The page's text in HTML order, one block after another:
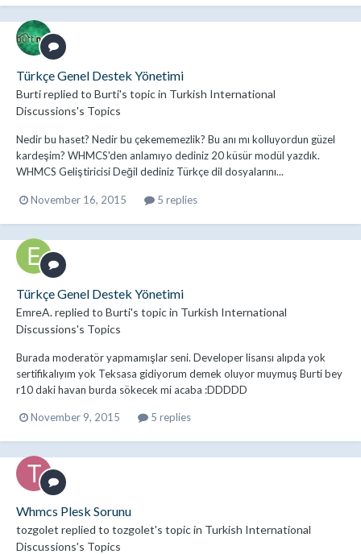
Türkçe Genel Destek Yönetimi
Burtireplied to Burti's topic in Turkish International
Discussions's Topics
Nedir bu haset? Nedir bu çekememezlik? Bu anı mı kolluyordun güzel
kardeşim? WHMCS'den anlamıyo dediniz 20 küsür modül yazdık.
WHMCS Geliştiricisi Değil dediniz Türkçe dil dosyalarını...
November 16, 2015 5 replies
Türkçe Genel Destek Yönetimi
EmreA.replied to Burti's topic in Turkish International
Discussions's Topics
Burada moderatör yapmamışlar seni. Developer lisansı alıpda yok
sertifikalıyım yok Teksasa gidiyorum demek oluyor muymuş Burti bey
r10 daki havan burda sökecek mi acaba :DDDDD
November 9, 2015 5 replies
Whmcs Plesk Sorunu
tozgolet replied to tozgolet's topic in Turkish International
Discussions's Topics